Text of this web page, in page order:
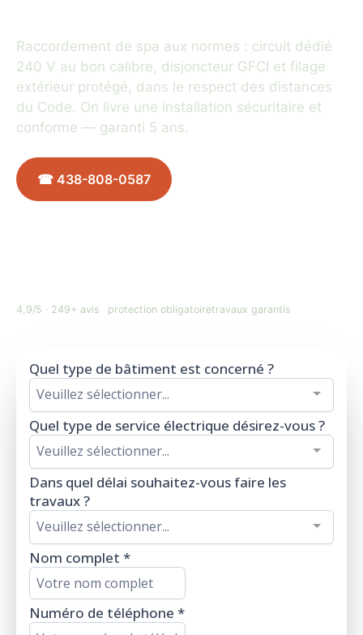
Raccordement de spa aux normes : circuit dédié
240 V au bon calibre, disjoncteur GFCI et filage
extérieur protégé, dans le respect des distances
du Code. On livre une installation sécuritaire et
conforme — garanti 5 ans.
☎ 438-808-0587
4,9/5 · 249+ avis protection obligatoiretravaux garantis